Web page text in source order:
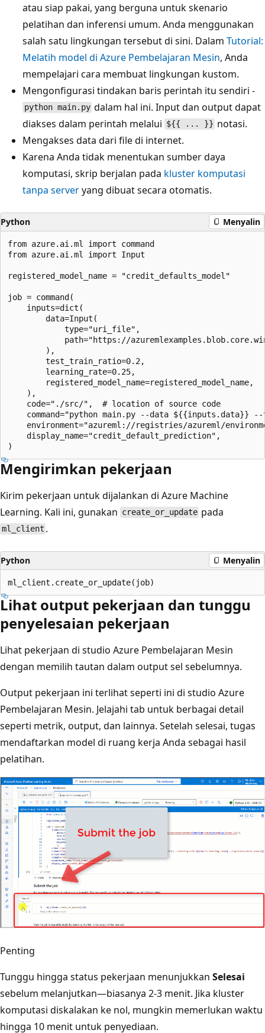
atau siap pakai, yang berguna untuk skenario
pelatihan dan inferensi umum. Anda menggunakan
salah satu lingkungan tersebut di sini. Dalam Tutorial:
Melatih model di Azure Pembelajaran Mesin, Anda
mempelajari cara membuat lingkungan kustom.
Mengonfigurasi tindakan baris perintah itu sendiri -
python main.py dalam hal ini. Input dan output dapat
diakses dalam perintah melalui ${{ ... }} notasi.
Mengakses data dari file di internet.
Karena Anda tidak menentukan sumber daya
komputasi, skrip berjalan pada kluster komputasi
tanpa serveryang dibuat secara otomatis.
Python Menyalin
from azure.ai.ml import command
from azure.ai.ml import Input
registered_model_name = "credit_defaults_model"
job = command(
    inputs=dict(
        data=Input(
            type="uri_file",
path="https://
        ),
        test_train_ratio=0.2,
        learning_rate=0.25,
        registered_model_name=registered_model_name,
    ),
    code="./src/",  # location of source code
command="python main.py --data ${{inputs.data}}
environment="azureml://registries/azureml/
    display_name="credit_default_prediction",
Mengirimkan pekerjaan
Kirim pekerjaan untuk dijalankan di Azure Machine
Learning. Kali ini, gunakan create_or_update pada
ml_client .
Python Menyalin
Lihat output pekerjaan dan tunggu
penyelesaian pekerjaan
Lihat pekerjaan di studio Azure Pembelajaran Mesin
dengan memilih tautan dalam output sel sebelumnya.
Output pekerjaan ini terlihat seperti ini di studio Azure
Pembelajaran Mesin. Jelajahi tab untuk berbagai detail
seperti metrik, output, dan lainnya. Setelah selesai, tugas
mendaftarkan model di ruang kerja Anda sebagai hasil
pelatihan.
Penting
Tunggu hingga status pekerjaan menunjukkan Selesai
sebelum melanjutkan—biasanya 2-3 menit. Jika kluster
komputasi diskalakan ke nol, mungkin memerlukan waktu
hingga 10 menit untuk penyediaan.